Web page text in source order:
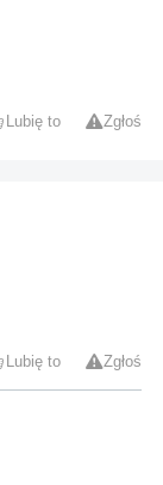
Lubię to Zgłoś
Lubię to Zgłoś